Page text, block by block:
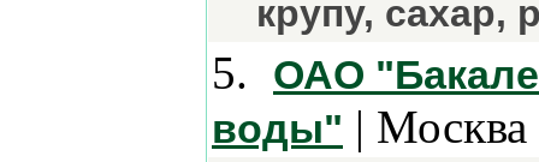
крупу, сахар,
5.
ОАО
воды" |